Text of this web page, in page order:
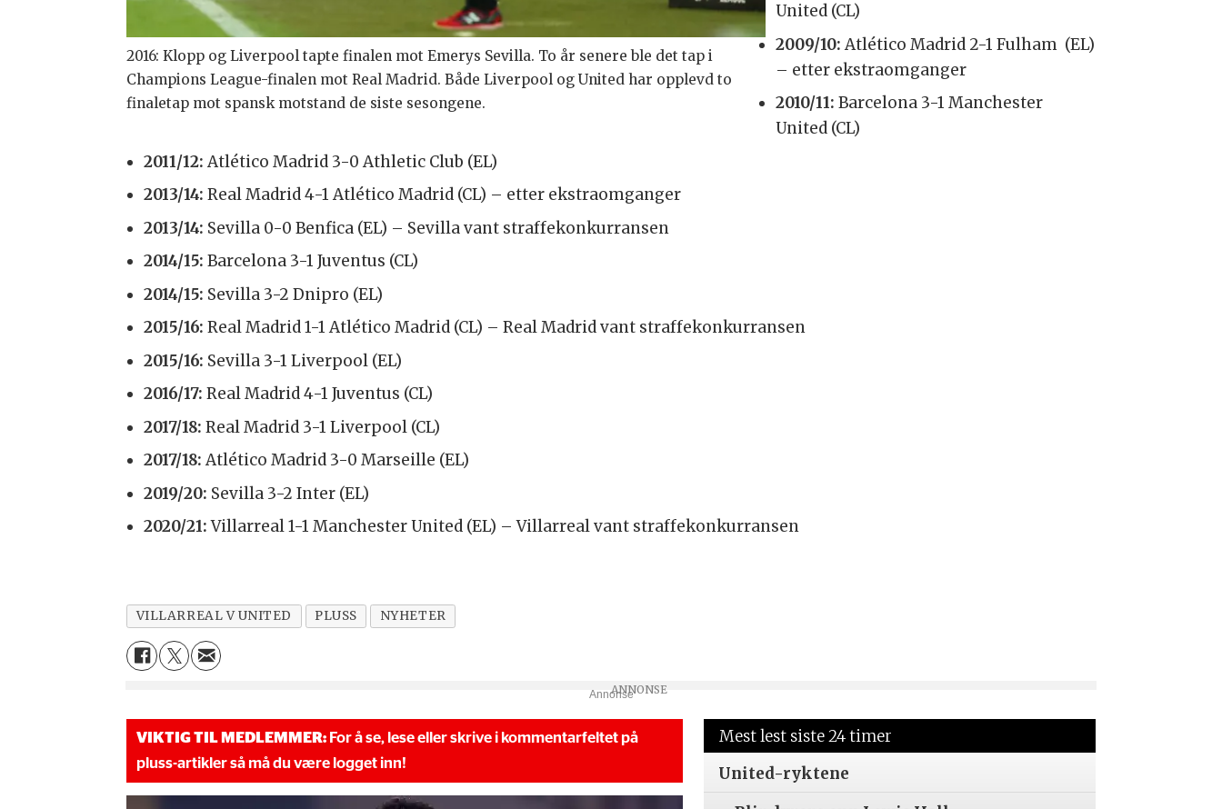
2016: Klopp og Liverpool tapte finalen mot Emerys Sevilla. To år senere ble det tap i
Champions League-finalen mot Real Madrid. Både Liverpool og United har opplevd to
finaletap mot spansk motstand de siste sesongene.
United (CL)
2009/10: Atlético Madrid 2-1 Fulham (EL)
– etter ekstraomganger
2010/11: Barcelona 3-1 Manchester
United (CL)
2011/12:Atlético Madrid 3-0 Athletic Club (EL)
2013/14: Real Madrid 4-1 Atlético Madrid (CL) – etter ekstraomganger
2013/14: Sevilla 0-0 Benfica (EL) – Sevilla vant straffekonkurransen
2014/15: Barcelona 3-1 Juventus (CL)
2014/15: Sevilla 3-2 Dnipro (EL)
2015/16: Real Madrid 1-1 Atlético Madrid (CL) – Real Madrid vant straffekonkurransen
2015/16: Sevilla 3-1 Liverpool (EL)
2016/17: Real Madrid 4-1 Juventus (CL)
2017/18: Real Madrid 3-1 Liverpool (CL)
2017/18: Atlético Madrid 3-0 Marseille (EL)
2019/20: Sevilla 3-2 Inter (EL)
2020/21:Villarreal 1-1 Manchester United (EL) – Villarreal vant straffekonkurransen
VILLARREAL V UNITED PLUSS NYHETER
Annonse
VIKTIG TIL MEDLEMMER: For å se, lese eller skrive i kommentarfeltet på
pluss-artikler så må du være logget inn!
Mest lest siste 24 timer
United-ryktene